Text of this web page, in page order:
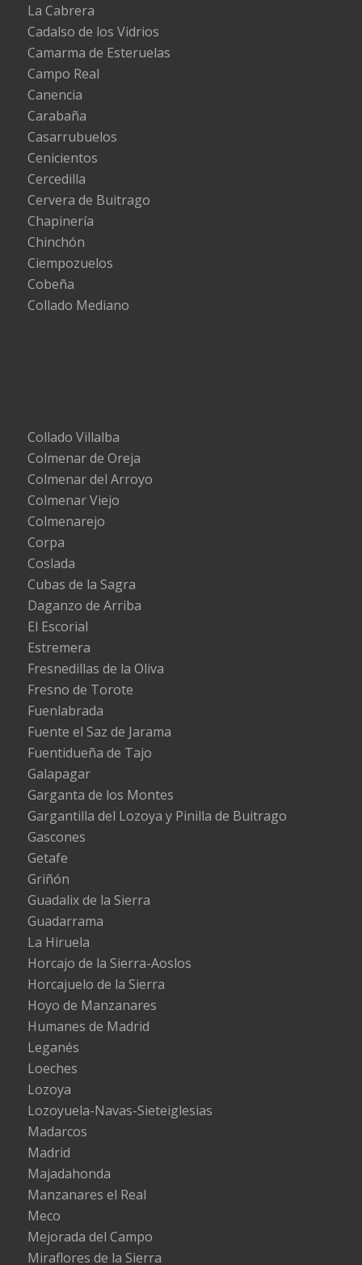
La Cabrera
Cadalso de los Vidrios
Camarma de Esteruelas
Campo Real
Canencia
Carabaña
Casarrubuelos
Cenicientos
Cercedilla
Cervera de Buitrago
Chapinería
Chinchón
Ciempozuelos
Cobeña
Collado Mediano
Collado Villalba
Colmenar de Oreja
Colmenar del Arroyo
Colmenar Viejo
Colmenarejo
Corpa
Coslada
Cubas de la Sagra
Daganzo de Arriba
El Escorial
Estremera
Fresnedillas de la Oliva
Fresno de Torote
Fuenlabrada
Fuente el Saz de Jarama
Fuentidueña de Tajo
Galapagar
Garganta de los Montes
Gargantilla del Lozoya y Pinilla de Buitrago
Gascones
Getafe
Griñón
Guadalix de la Sierra
Guadarrama
La Hiruela
Horcajo de la Sierra-Aoslos
Horcajuelo de la Sierra
Hoyo de Manzanares
Humanes de Madrid
Leganés
Loeches
Lozoya
Lozoyuela-Navas-Sieteiglesias
Madarcos
Madrid
Majadahonda
Manzanares el Real
Meco
Mejorada del Campo
Miraflores de la Sierra